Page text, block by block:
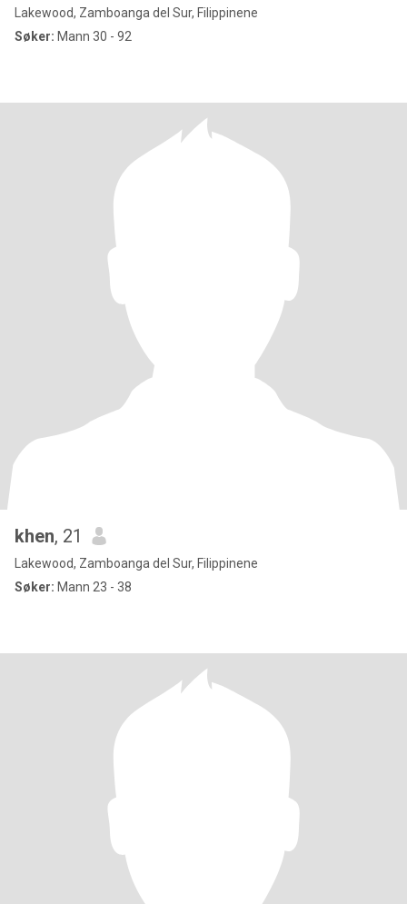
Lakewood, Zamboanga del Sur, Filippinene
Søker: Mann 30 - 92
khen, 21
Lakewood, Zamboanga del Sur, Filippinene
Søker: Mann 23 - 38